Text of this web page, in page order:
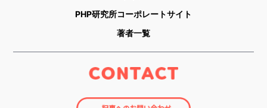
PHP研究所コーポレートサイト
著者一覧